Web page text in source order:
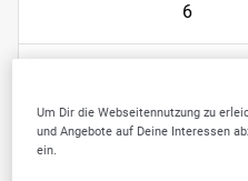
6
Um Dir die Webseitennutzung zu
und Angebote auf Deine Interessen
ein.